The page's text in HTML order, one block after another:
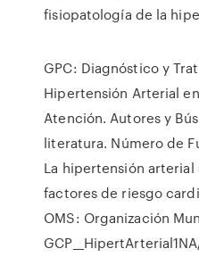
fisiopatología de la
GPC: Diagnóstico y
Hipertensión Arterial
Atención. Autores y
literatura. Número de
La hipertensión
factores de riesgo
OMS: Organización